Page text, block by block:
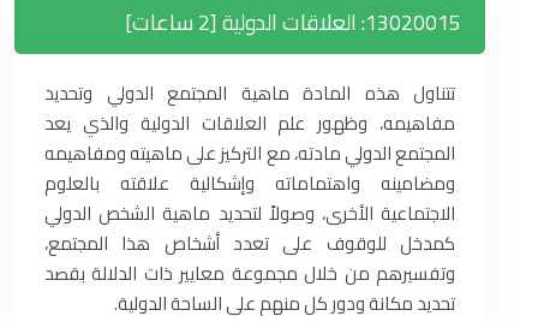
13020015: العلاقات الدولية [2 ساعات]
تتناول هذه المادة ماهية المجتمع الدولي وتحديد
مفاهيمه، وظهور علم العلاقات الدولية والذي يعد
المجتمع الدولي مادته، مع التركيز على ماهيته ومفاهيمه
ومضامينه واهتماماته وإشكالية علاقته بالعلوم
الاجتماعية الأخرى، وصولاً لتحديد ماهية الشخص الدولي
كمدخل للوقوف على تعدد أشخاص هذا المجتمع،
وتفسيرهم من خلال مجموعة معايير ذات الدلالة بقصد
تحديد مكانة ودور كل منهم على الساحة الدولية.